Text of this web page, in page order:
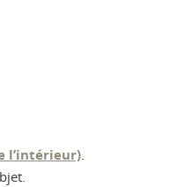
l’intérieur).